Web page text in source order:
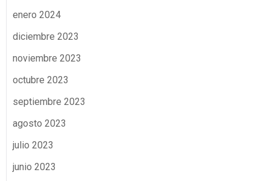
enero 2024
diciembre 2023
noviembre 2023
octubre 2023
septiembre 2023
agosto 2023
julio 2023
junio 2023